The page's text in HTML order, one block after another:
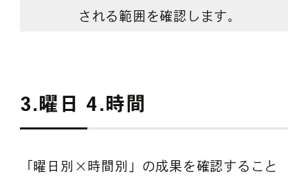
される範囲を確認します。
3.曜日 4.時間
「曜日別×時間別」の成果を確認すること